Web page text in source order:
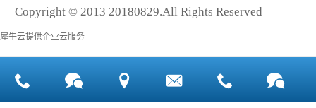
双塔酒店和地铁上盖物业，
开神秘面纱。根据迪斯尼官
球接待人数最多的迪斯尼乐
园！ 位于浦东新区川...
Copyright © 2013 20180829.All Rights Reserved
犀牛云提供企业云服务